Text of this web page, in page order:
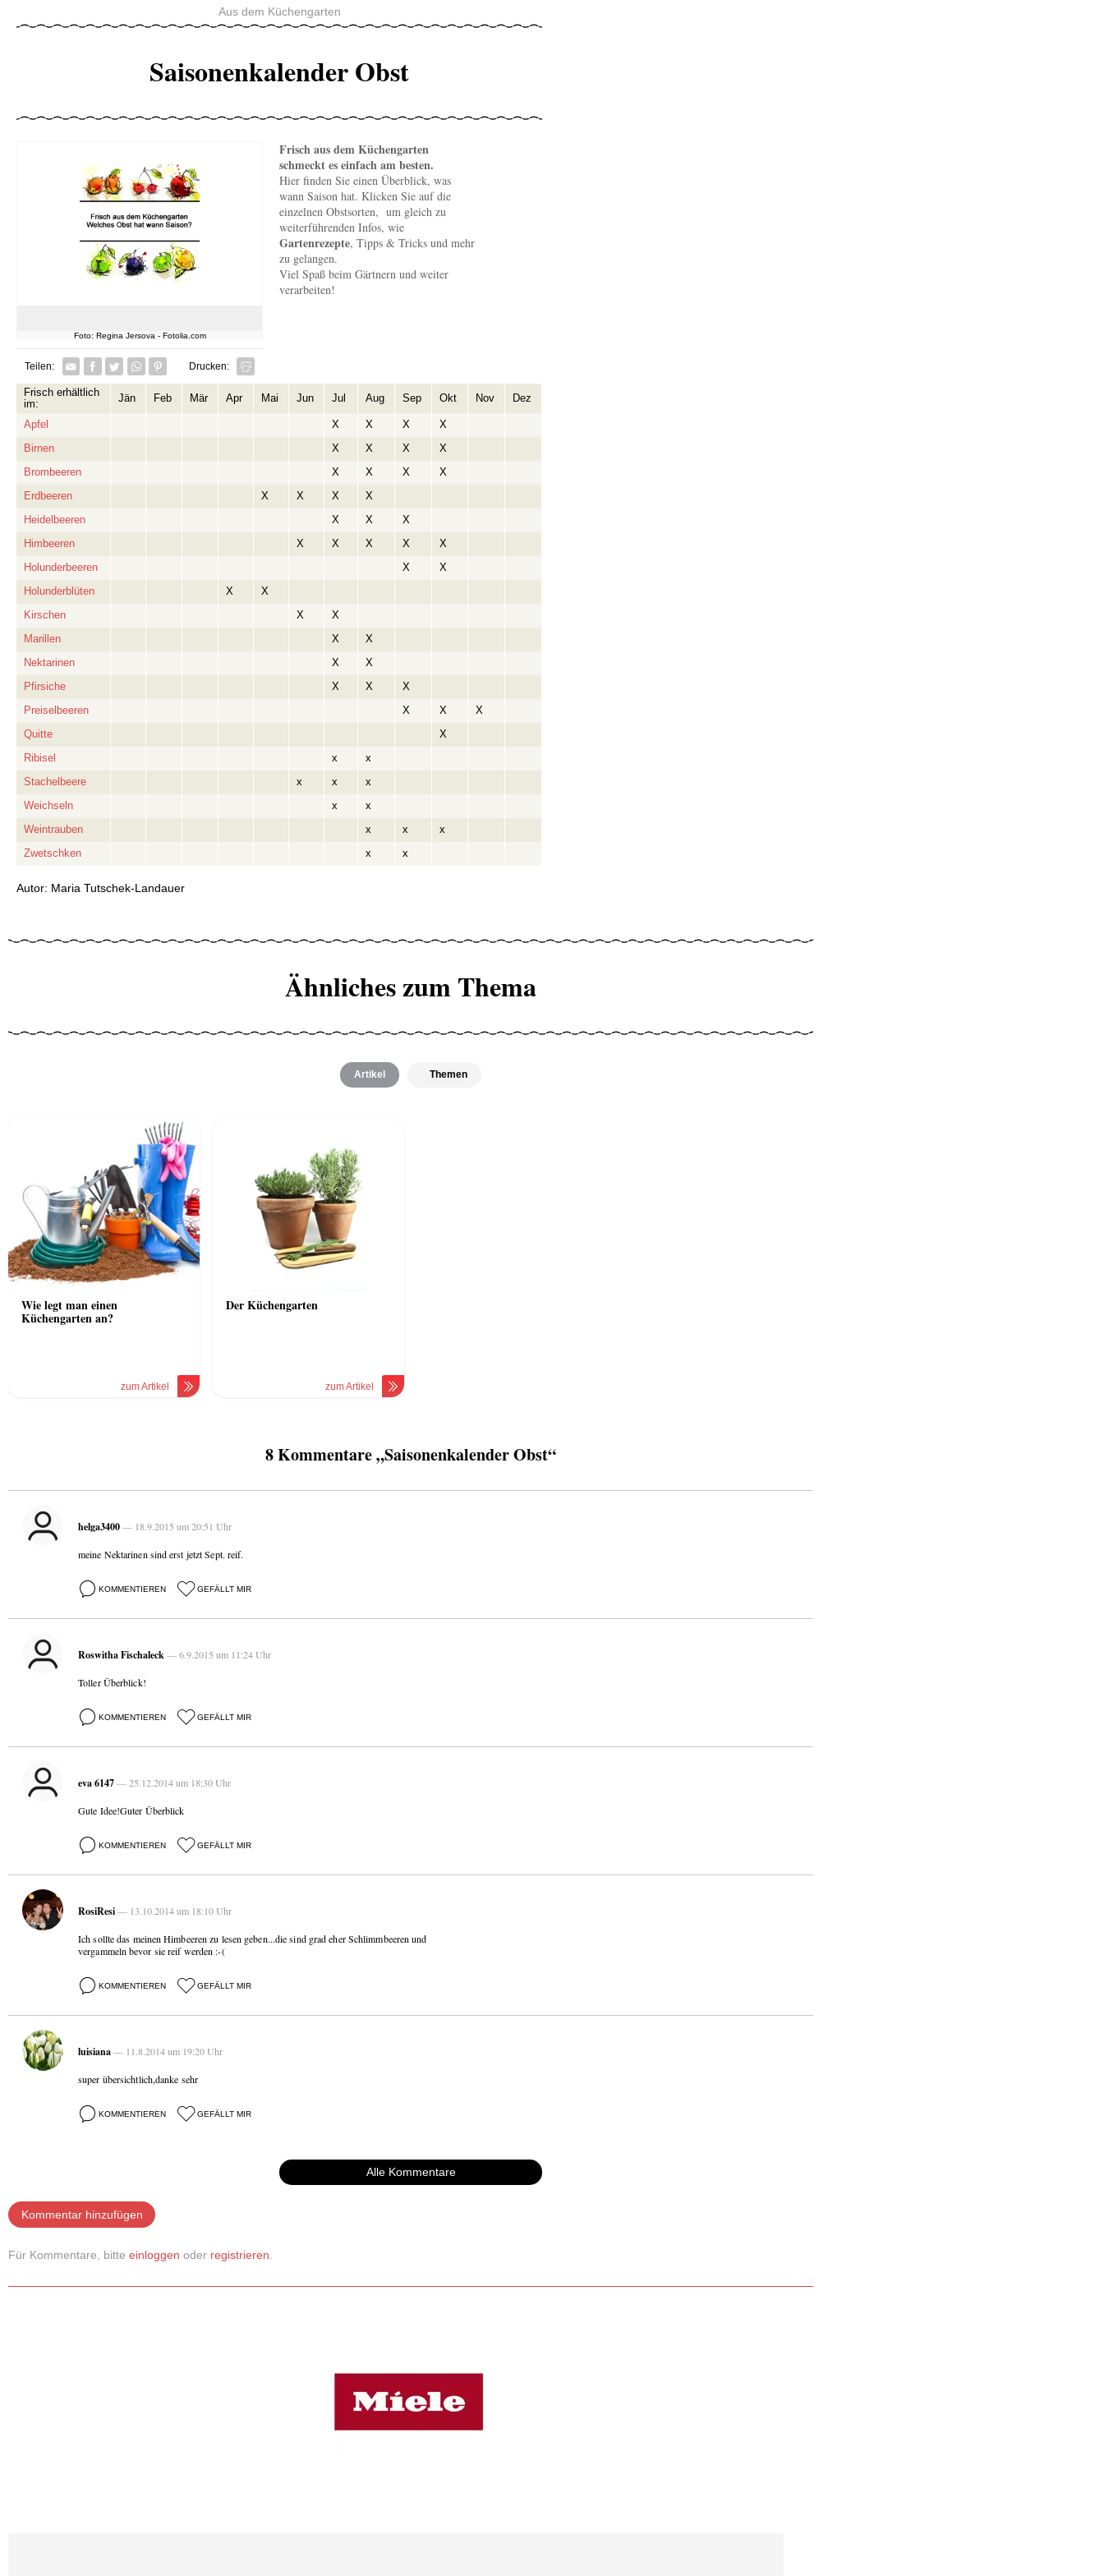
Aus dem Küchengarten
Saisonenkalender Obst
Foto: Regina Jersova - Fotolia.com
Teilen: Facebook
TwitterWhatsapp senden
Pin it Drucken:
Frisch aus dem Küchengarten
schmeckt es einfach am besten.
Hier finden Sie einen Überblick, was
wann Saison hat. Klicken Sie auf die
einzelnen Obstsorten, um gleich zu
weiterführenden Infos, wie
Gartenrezepte, Tipps & Tricks und mehr
zu gelangen.
Viel Spaß beim Gärtnern und weiter
verarbeiten!
Frisch erhältlich
im:
Jän Feb Mär Apr Mai Jun Jul Aug Sep Okt Nov Dez
Apfel X X X
X
Birnen
X X X
X
Brombeeren
X X X
X
Erdbeeren
X X X
X
Heidelbeeren
X X
X
Himbeeren
X X X X
X
Holunderbeeren
X
X
Holunderblüten
X
X
Kirschen
X
X
Marillen
X
X
Nektarinen
X
X
Pfirsiche
X X
X
Preiselbeeren
X X
X
Quitte
X
Ribisel
x
x
Stachelbeere
x x
x
Weichseln
x
x
Weintrauben
x x
x
Zwetschken
x x
Autor: Maria Tutschek-Landauer
Ähnliches zum Thema
Artikel Themen
Wie legt man einen
Küchengarten an?
zum Artikel
Der Küchengarten
zum Artikel
8 Kommentare „Saisonenkalender Obst“
helga3400— 18.9.2015 um 20:51 Uhr
meine Nektarinen sind erst jetzt Sept. reif.
KOMMENTIEREN GEFÄLLT MIR
Roswitha Fischaleck— 6.9.2015 um 11:24 Uhr
Toller Überblick!
KOMMENTIEREN GEFÄLLT MIR
eva 6147— 25.12.2014 um 18:30 Uhr
Gute Idee!Guter Überblick
KOMMENTIEREN GEFÄLLT MIR
RosiResi— 13.10.2014 um 18:10 Uhr
Ich sollte das meinen Himbeeren zu lesen geben...die sind grad eher Schlimmbeeren und
vergammeln bevor sie reif werden :-(
KOMMENTIEREN GEFÄLLT MIR
luisiana— 11.8.2014 um 19:20 Uhr
super übersichtlich,danke sehr
KOMMENTIEREN GEFÄLLT MIR
Alle Kommentare
Kommentar hinzufügen
Für Kommentare, bitte einloggen oder registrieren